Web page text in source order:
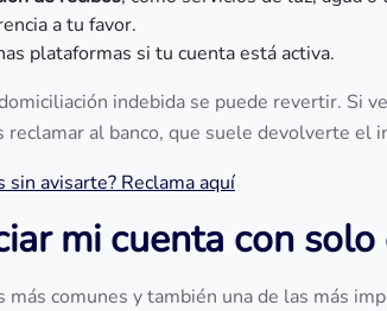
a tu favor.
plataformas si tu cuenta está activa.
indebida se puede revertir. Si
reclamar al banco, que suele devolverte el
sin avisarte? Reclama aquí
mi cuenta con
más comunes y también una de las más